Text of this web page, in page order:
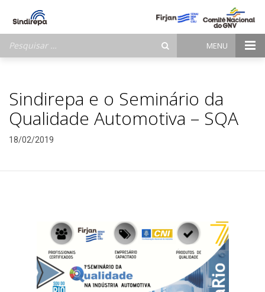
por:
MENU
Sindirepa e o Seminário da
Qualidade Automotiva – SQA
18/02/2019